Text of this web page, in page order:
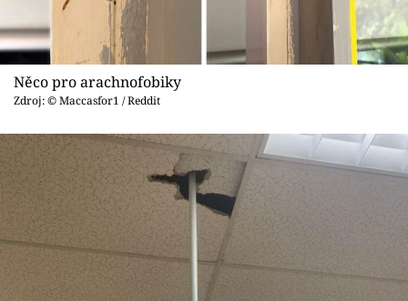
Něco pro arachnofobiky
Zdroj: © Maccasfor1 / Reddit